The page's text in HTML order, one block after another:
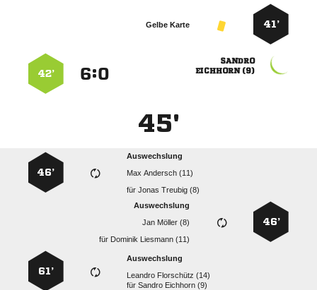
41’
Gelbe Karte

 
:
42’
45'
Auswechslung
  
für  
46’
46’
Auswechslung
  
für   
Auswechslung
  
für  
61’